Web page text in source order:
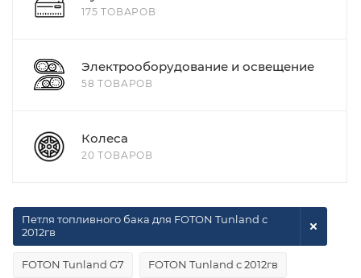
175 ТОВАРОВ
Электрооборудование и освещение
58 ТОВАРОВ
Колеса
20 ТОВАРОВ
FOTON Tunland G7 FOTON Tunland с 2012гв
Петля топливного бака для FOTON Tunland с
2012гв